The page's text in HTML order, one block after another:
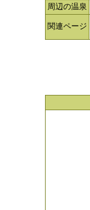
周辺の温泉
関連ページ